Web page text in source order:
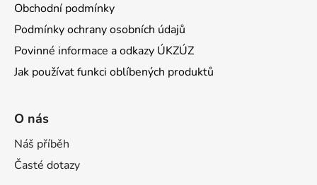
Obchodní podmínky
Podmínky ochrany osobních údajů
Povinné informace a odkazy ÚKZÚZ
Jak používat funkci oblíbených produktů
O nás
Náš příběh
Časté dotazy